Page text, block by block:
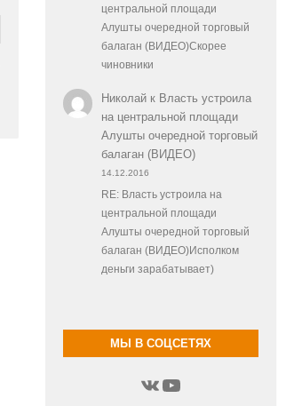
центральной площади
Алушты очередной торговый
балаган (ВИДЕО)Скорее
чиновники
Николайк Власть устроила
на центральной площади
Алушты очередной торговый
балаган (ВИДЕО)
14.12.2016
RE: Власть устроила на
центральной площади
Алушты очередной торговый
балаган (ВИДЕО)Исполком
деньги зарабатывает)
МЫ В СОЦСЕТЯХ
ВКонтакте
YouTube